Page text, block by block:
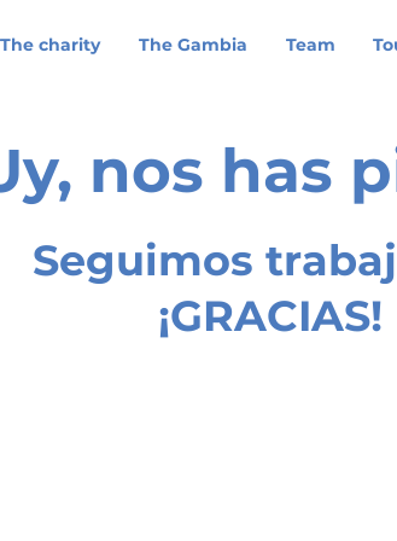
nos has
Seguimos
¡GRACIAS!
The charity The Gambia Team